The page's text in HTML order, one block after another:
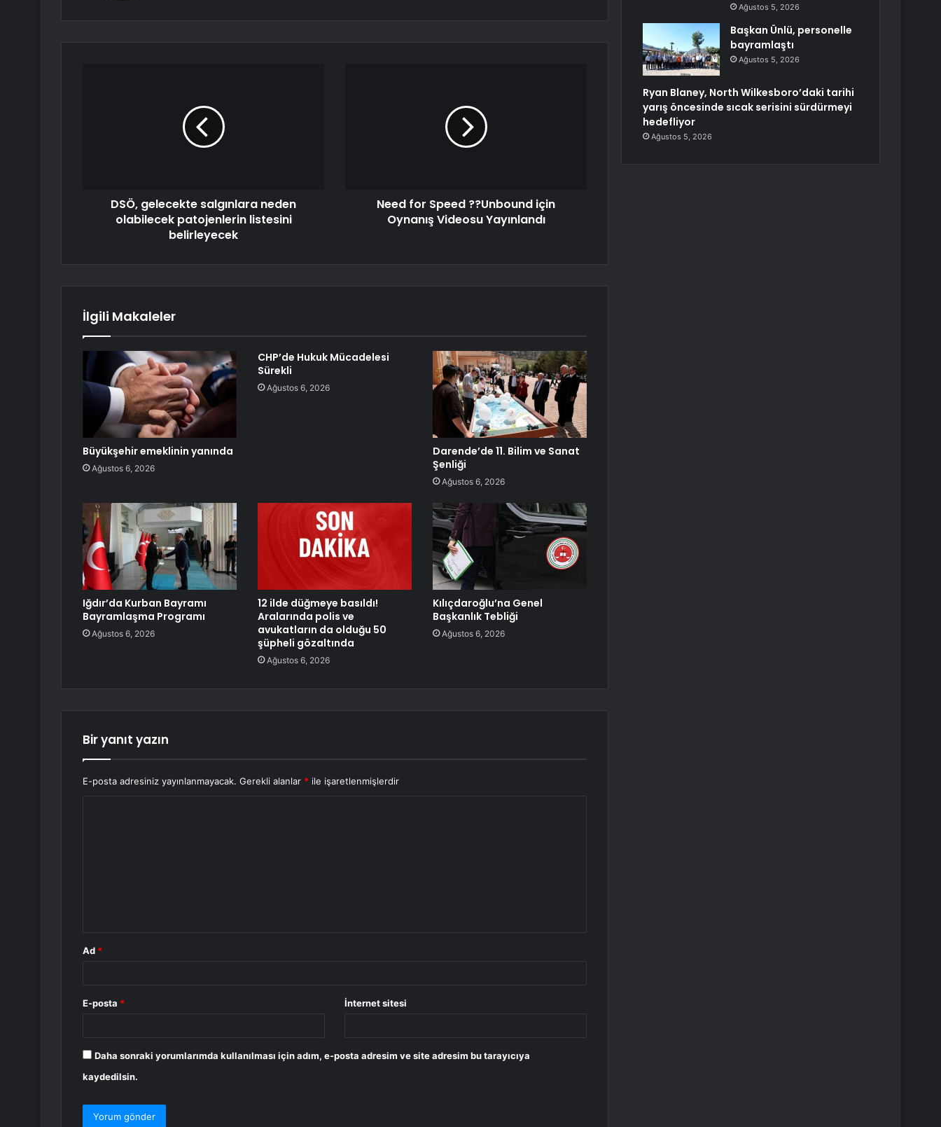
DSÖ, gelecekte salgınlara neden
olabilecek patojenlerin listesini
belirleyecek
Need for Speed ??Unbound için
Oynanış Videosu Yayınlandı
İlgili Makaleler
Büyükşehir emeklinin yanında
Ağustos 6, 2026
CHP’de Hukuk Mücadelesi
Sürekli
Ağustos 6, 2026
Darende’de 11. Bilim ve Sanat
Şenliği
Ağustos 6, 2026
Iğdır’da Kurban Bayramı
Bayramlaşma Programı
Ağustos 6, 2026
12 ilde düğmeye basıldı!
Aralarında polis ve
avukatların da olduğu 50
şüpheli gözaltında
Ağustos 6, 2026
Kılıçdaroğlu’na Genel
Başkanlık Tebliği
Ağustos 6, 2026
Bir yanıt yazın
E-posta adresiniz yayınlanmayacak. Gerekli alanlar * ile işaretlenmişlerdir
Ad *
E-posta * İnternet sitesi
Daha sonraki yorumlarımda kullanılması için adım, e-posta adresim ve site adresim bu tarayıcıya
kaydedilsin.
Ağustos 5, 2026
Başkan Ünlü, personelle
bayramlaştı
Ağustos 5, 2026
Ryan Blaney, North Wilkesboro’daki tarihi
yarış öncesinde sıcak serisini sürdürmeyi
hedefliyor
Ağustos 5, 2026